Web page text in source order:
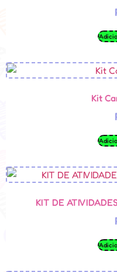
Kit
KIT DE